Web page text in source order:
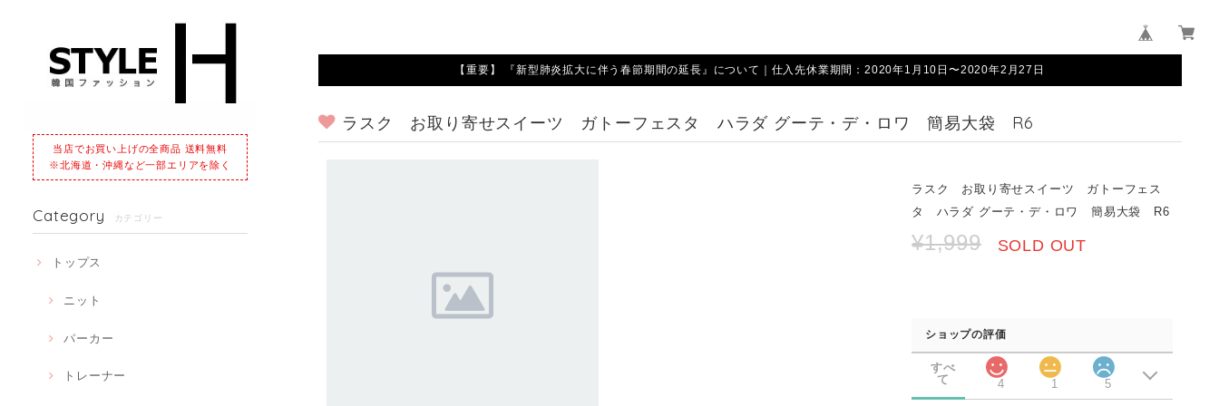
当店でお買い上げの全商品 送料無料
※北海道・沖縄など一部エリアを除く
Category カテゴリー
トップス
ニット
パーカー
トレーナー
【重要】 『新型肺炎拡大に伴う春節期間の延長』について｜仕入先休業期間：2020年1月10日〜2020年2月27日
ラスク お取り寄せスイーツ ガトーフェスタ ハラダ グーテ・デ・ロワ 簡易大袋 R6
ラスク お取り寄せスイーツ ガトーフェス
タ ハラダ グーテ・デ・ロワ 簡易大袋 R6
¥1,999 SOLD OUT
ショップの評価
すべ
て
4 1 5